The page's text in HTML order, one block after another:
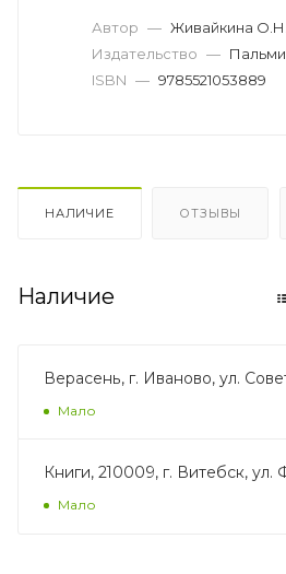
Автор — Живайкина О.Н.
Издательство —
ISBN — 9785521053889
НАЛИЧИЕ ОТЗЫВЫ
Наличие
Верасень, г. Иваново, ул.
Мало
Книги, 210009, г. Витебск, ул.
Мало